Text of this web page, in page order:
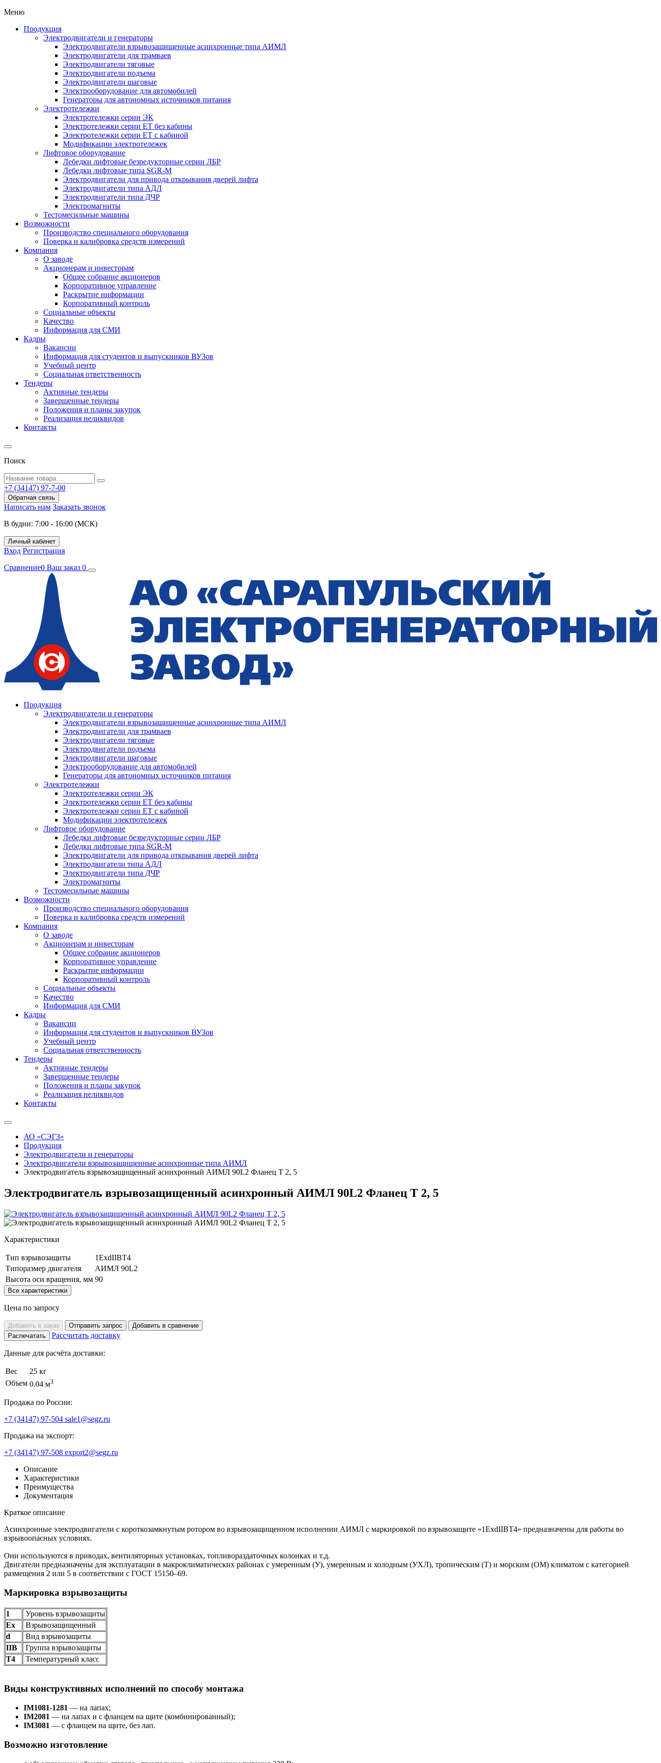
Меню
Продукция
Электродвигатели и генераторы
Электродвигатели взрывозащищенные асинхронные типа АИМЛ
Электродвигатели для трамваев
Электродвигатели тяговые
Электродвигатели подъема
Электродвигатели шаговые
Электрооборудование для автомобилей
Генераторы для автономных источников питания
Электротележки
Электротележки серии ЭК
Электротележки серии ЕТ без кабины
Электротележки серии ЕТ с кабиной
Модификации электротележек
Лифтовое оборудование
Лебедки лифтовые безредукторные серии ЛБР
Лебедки лифтовые типа SGR-M
Электродвигатели для привода открывания дверей лифта
Электродвигатели типа АДЛ
Электродвигатели типа ДЧР
Электромагниты
Тестомесильные машины
Возможности
Производство специального оборудования
Поверка и калибровка средств измерений
Компания
О заводе
Акционерам и инвесторам
Общее собрание акционеров
Корпоративное управление
Раскрытие информации
Корпоративный контроль
Социальные объекты
Качество
Информация для СМИ
Кадры
Вакансии
Информация для студентов и выпускников ВУЗов
Учебный центр
Социальная ответственность
Тендеры
Активные тендеры
Завершенные тендеры
Положения и планы закупок
Реализация неликвидов
Контакты
Поиск
+7 (34147) 97-7-00
Обратная связь
Написать нам Заказать звонок
В будни: 7:00 - 16:00 (МСК)
Личный кабинет
Вход Регистрация
Сравнение0 Ваш заказ 0
Продукция
Электродвигатели и генераторы
Электродвигатели взрывозащищенные асинхронные типа АИМЛ
Электродвигатели для трамваев
Электродвигатели тяговые
Электродвигатели подъема
Электродвигатели шаговые
Электрооборудование для автомобилей
Генераторы для автономных источников питания
Электротележки
Электротележки серии ЭК
Электротележки серии ЕТ без кабины
Электротележки серии ЕТ с кабиной
Модификации электротележек
Лифтовое оборудование
Лебедки лифтовые безредукторные серии ЛБР
Лебедки лифтовые типа SGR-M
Электродвигатели для привода открывания дверей лифта
Электродвигатели типа АДЛ
Электродвигатели типа ДЧР
Электромагниты
Тестомесильные машины
Возможности
Производство специального оборудования
Поверка и калибровка средств измерений
Компания
О заводе
Акционерам и инвесторам
Общее собрание акционеров
Корпоративное управление
Раскрытие информации
Корпоративный контроль
Социальные объекты
Качество
Информация для СМИ
Кадры
Вакансии
Информация для студентов и выпускников ВУЗов
Учебный центр
Социальная ответственность
Тендеры
Активные тендеры
Завершенные тендеры
Положения и планы закупок
Реализация неликвидов
Контакты
АО «СЭГЗ»
Продукция
Электродвигатели и генераторы
Электродвигатели взрывозащищенные асинхронные типа АИМЛ
Электродвигатель взрывозащищенный асинхронный АИМЛ 90L2 Фланец Т 2, 5
Электродвигатель взрывозащищенный асинхронный АИМЛ 90L2 Фланец Т 2, 5
Характеристики
Тип взрывозащиты
1ExdIIBT4
Типоразмер двигателя
АИМЛ 90L2
Высота оси вращения, мм 90
Все характеристики
Цена по запросу
Добавить в заказ Отправить запрос
Добавить в сравнение
Распечатать
Рассчитать доставку
Данные для расчёта доставки:
Вес
25 кг
Объем 0.04 м3
Продажа по России:
+7 (34147) 97-504 sale1@segz.ru
Продажа на экспорт:
+7 (34147) 97-508 export2@segz.ru
Описание
Характеристики
Преимущества
Документация
Краткое описание
Асинхронные электродвигатели с короткозамкнутым ротором во взрывозащищенном исполнении АИМЛ с маркировкой по взрывозащите «1ExdIIBT4» предназначены для работы во
взрывоопасных условиях.
Они используются в приводах, вентиляторных установках, топливораздаточных колонках и т.д.
Двигатели предназначены для эксплуатации в макроклиматических районах с умеренным (У), умеренным и холодным (УХЛ), тропическим (Т) и морским (ОМ) климатом с категорией
размещения 2 или 5 в соответствии с ГОСТ 15150–69.
Маркировка взрывозащиты
1
Уровень взрывозащиты
Ех
Взрывозащищенный
d
Вид взрывозащиты
IIB
Группа взрывозащиты
Т4
Температурный класс
Виды конструктивных исполнений по способу монтажа
IM1081-1281 — на лапах;
IM2081 — на лапах и с фланцем на щите (комбинированный);
IM3081 — с фланцем на щите, без лап.
Возможно изготовление